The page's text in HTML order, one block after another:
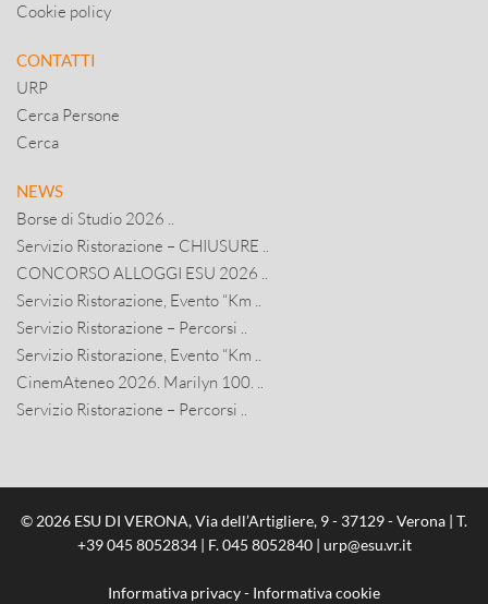
Cookie policy
CONTATTI
URP
Cerca Persone
Cerca
NEWS
Borse di Studio 2026 ..
Servizio Ristorazione – CHIUSURE ..
CONCORSO ALLOGGI ESU 2026 ..
Servizio Ristorazione, Evento “Km ..
Servizio Ristorazione – Percorsi ..
Servizio Ristorazione, Evento “Km ..
CinemAteneo 2026. Marilyn 100. ..
Servizio Ristorazione – Percorsi ..
© 2026 ESU DI VERONA, Via dell’Artigliere, 9 - 37129 - Verona | T.
+39 045 8052834| F. 045 8052840 | urp@esu.vr.it
Informativa privacy- Informativa cookie